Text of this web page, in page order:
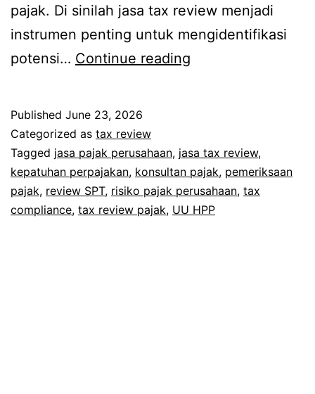
pajak. Di sinilah jasa tax review menjadi
instrumen penting untuk mengidentifikasi
potensi… Continue reading
Published June 23, 2026
Categorized as tax review
Tagged jasa pajak perusahaan, jasa tax review,
kepatuhan perpajakan, konsultan pajak, pemeriksaan
pajak, review SPT, risiko pajak perusahaan, tax
compliance, tax review pajak, UU HPP